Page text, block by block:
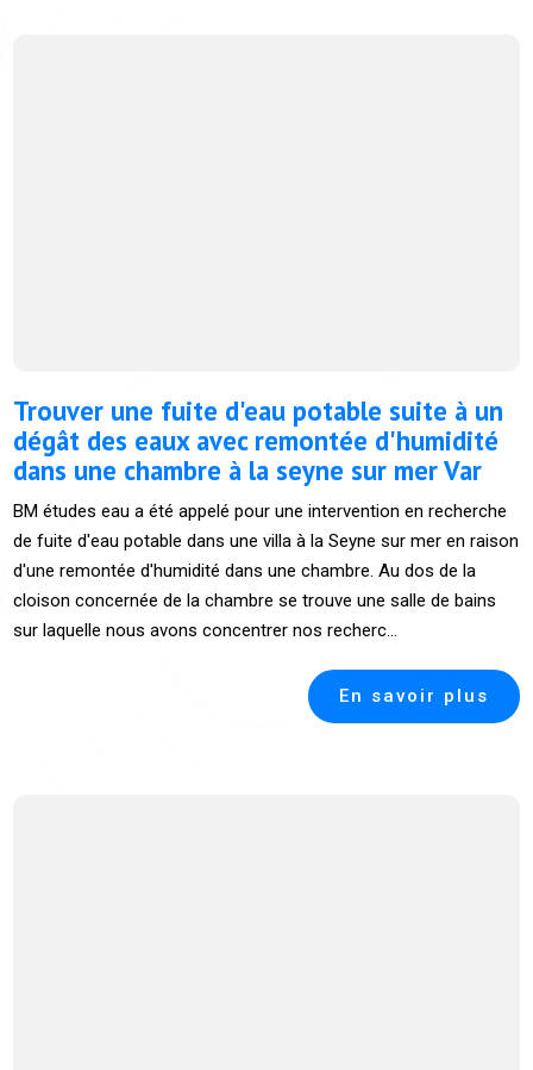
Trouver une fuite d'eau potable suite à un
dégât des eaux avec remontée d'humidité
dans une chambre à la seyne sur mer Var
BM études eau a été appelé pour une intervention en recherche
de fuite d'eau potable dans une villa à la Seyne sur mer en raison
d'une remontée d'humidité dans une chambre. Au dos de la
cloison concernée de la chambre se trouve une salle de bains
sur laquelle nous avons concentrer nos recherc...
En savoir plus